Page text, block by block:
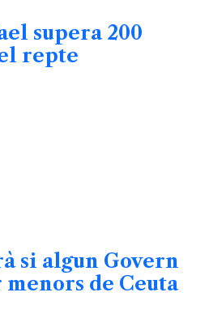
supera 200
repte
si algun Govern
de Ceuta